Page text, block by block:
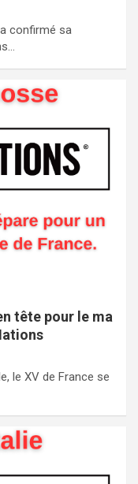
confirmé sa
tête pour le ma
le XV de France se